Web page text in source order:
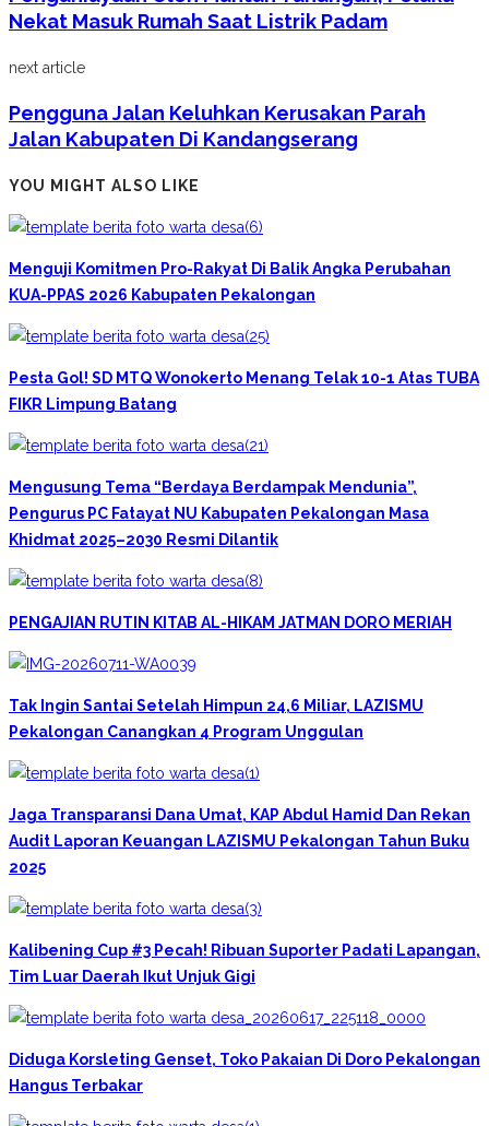
Nekat Masuk Rumah Saat Listrik Padam
next article
Pengguna Jalan Keluhkan Kerusakan Parah
Jalan Kabupaten Di Kandangserang
YOU MIGHT ALSO LIKE
Menguji Komitmen Pro-Rakyat Di Balik Angka Perubahan
KUA-PPAS 2026 Kabupaten Pekalongan
Pesta Gol! SD MTQ Wonokerto Menang Telak 10-1 Atas TUBA
FIKR Limpung Batang
Mengusung Tema “Berdaya Berdampak Mendunia”,
Pengurus PC Fatayat NU Kabupaten Pekalongan Masa
Khidmat 2025–2030 Resmi Dilantik
PENGAJIAN RUTIN KITAB AL-HIKAM JATMAN DORO MERIAH
Tak Ingin Santai Setelah Himpun 24,6 Miliar, LAZISMU
Pekalongan Canangkan 4 Program Unggulan
Jaga Transparansi Dana Umat, KAP Abdul Hamid Dan Rekan
Audit Laporan Keuangan LAZISMU Pekalongan Tahun Buku
2025
Kalibening Cup #3 Pecah! Ribuan Suporter Padati Lapangan,
Tim Luar Daerah Ikut Unjuk Gigi
Diduga Korsleting Genset, Toko Pakaian Di Doro Pekalongan
Hangus Terbakar